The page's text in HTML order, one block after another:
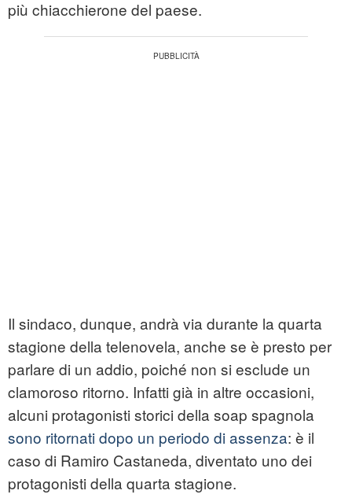
più chiacchierone del paese.
Il sindaco, dunque, andrà via durante la quarta
stagione della telenovela, anche se è presto per
parlare di un addio, poiché non si esclude un
clamoroso ritorno. Infatti già in altre occasioni,
alcuni protagonisti storici della soap spagnola
sono ritornati dopo un periodo di assenza: è il
caso di Ramiro Castaneda, diventato uno dei
protagonisti della quarta stagione.